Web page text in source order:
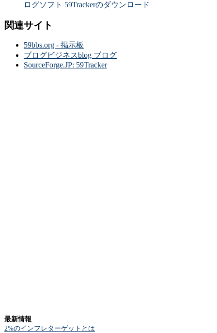
ログソフト 59Trackerのダウンロード
関連サイト
59bbs.org - 掲示板
ブログビジネスblog ブログ
SourceForge.JP: 59Tracker
最新情報
2%のインフレターゲットとは